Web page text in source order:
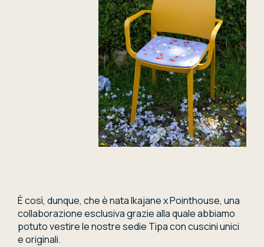
È così, dunque, che è nata Ikajane x Pointhouse, una
collaborazione esclusiva grazie alla quale abbiamo
potuto vestire le nostre sedie Tipa con cuscini unici
e originali.